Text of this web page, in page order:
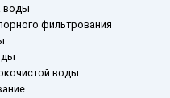
воды
фильтрования
воды